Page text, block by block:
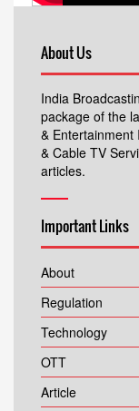
About Us
India
package of the
& Entertainment
& Cable TV
articles.
Important Links
About
Regulation
Technology
OTT
Article